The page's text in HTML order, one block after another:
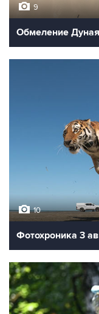
9
Обмеление Дуная
10
Фотохроника 3